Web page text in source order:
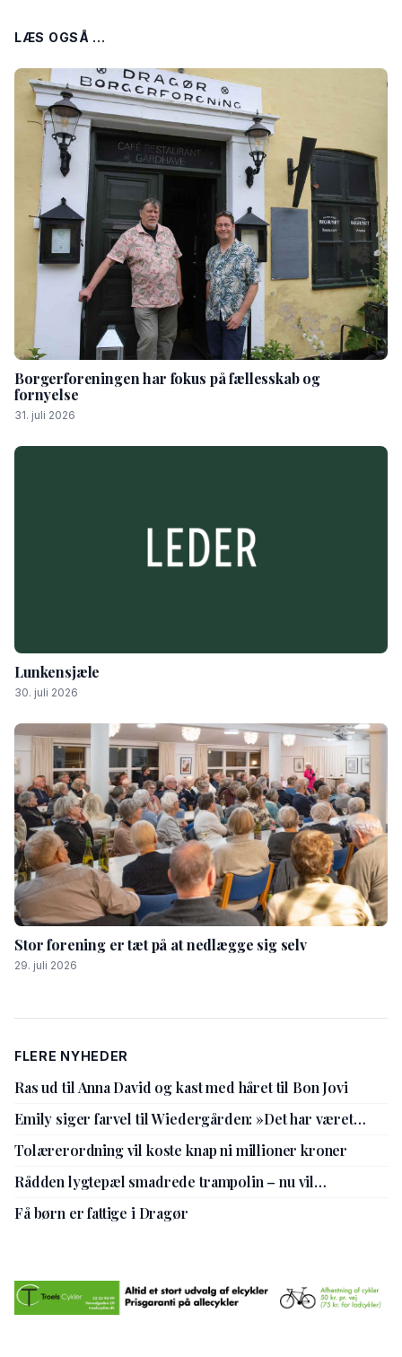
LÆS OGSÅ ...
Borgerforeningen har fokus på fællesskab og
fornyelse
31. juli 2026
Lunkensjæle
30. juli 2026
Stor forening er tæt på at nedlægge sig selv
29. juli 2026
FLERE NYHEDER
Ras ud til Anna David og kast med håret til Bon Jovi
Emily siger farvel til Wiedergården: »Det har været
Tolærerordning vil koste knap ni millioner kroner
Rådden lygtepæl smadrede trampolin – nu vil
Få børn er fattige i Dragør